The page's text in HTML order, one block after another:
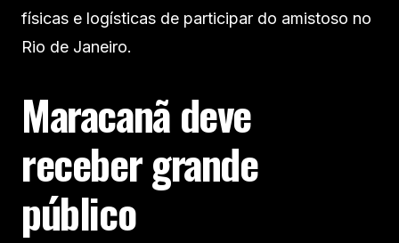
físicas e logísticas de participar do amistoso no
Rio de Janeiro.
Maracanã deve
receber grande
público